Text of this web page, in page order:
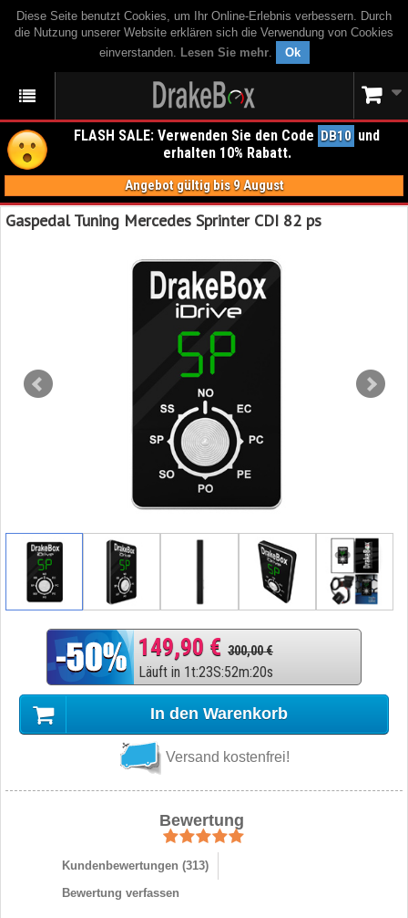
Diese Seite benutzt Cookies, um Ihr Online-Erlebnis verbessern. Durch
die Nutzung unserer Website erklären sich die Verwendung von Cookies
einverstanden. Lesen Sie mehr. Ok
FLASH SALE: Verwenden Sie den Code DB10 und
erhalten 10% Rabatt.
Angebot gültig bis 9 August
Gaspedal Tuning Mercedes Sprinter CDI 82 ps
149,90 € 300,00 €
Läuft in 1t:23S:52m:19s
In den Warenkorb
Versand kostenfrei!
Bewertung
Kundenbewertungen (313)
Bewertung verfassen